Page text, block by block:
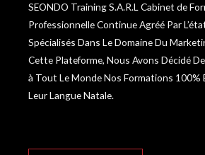
SEONDO Training S.A.R.L Cabinet de
Professionnelle Continue Agréé Par
Spécialisés Dans Le Domaine Du
Cette Plateforme, Nous Avons Décidé
à Tout Le Monde Nos Formations 100%
Leur Langue Natale.